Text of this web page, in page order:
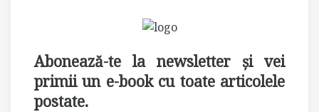
Abonează-te la newsletter și vei
primii un e-book cu toate articolele
postate.